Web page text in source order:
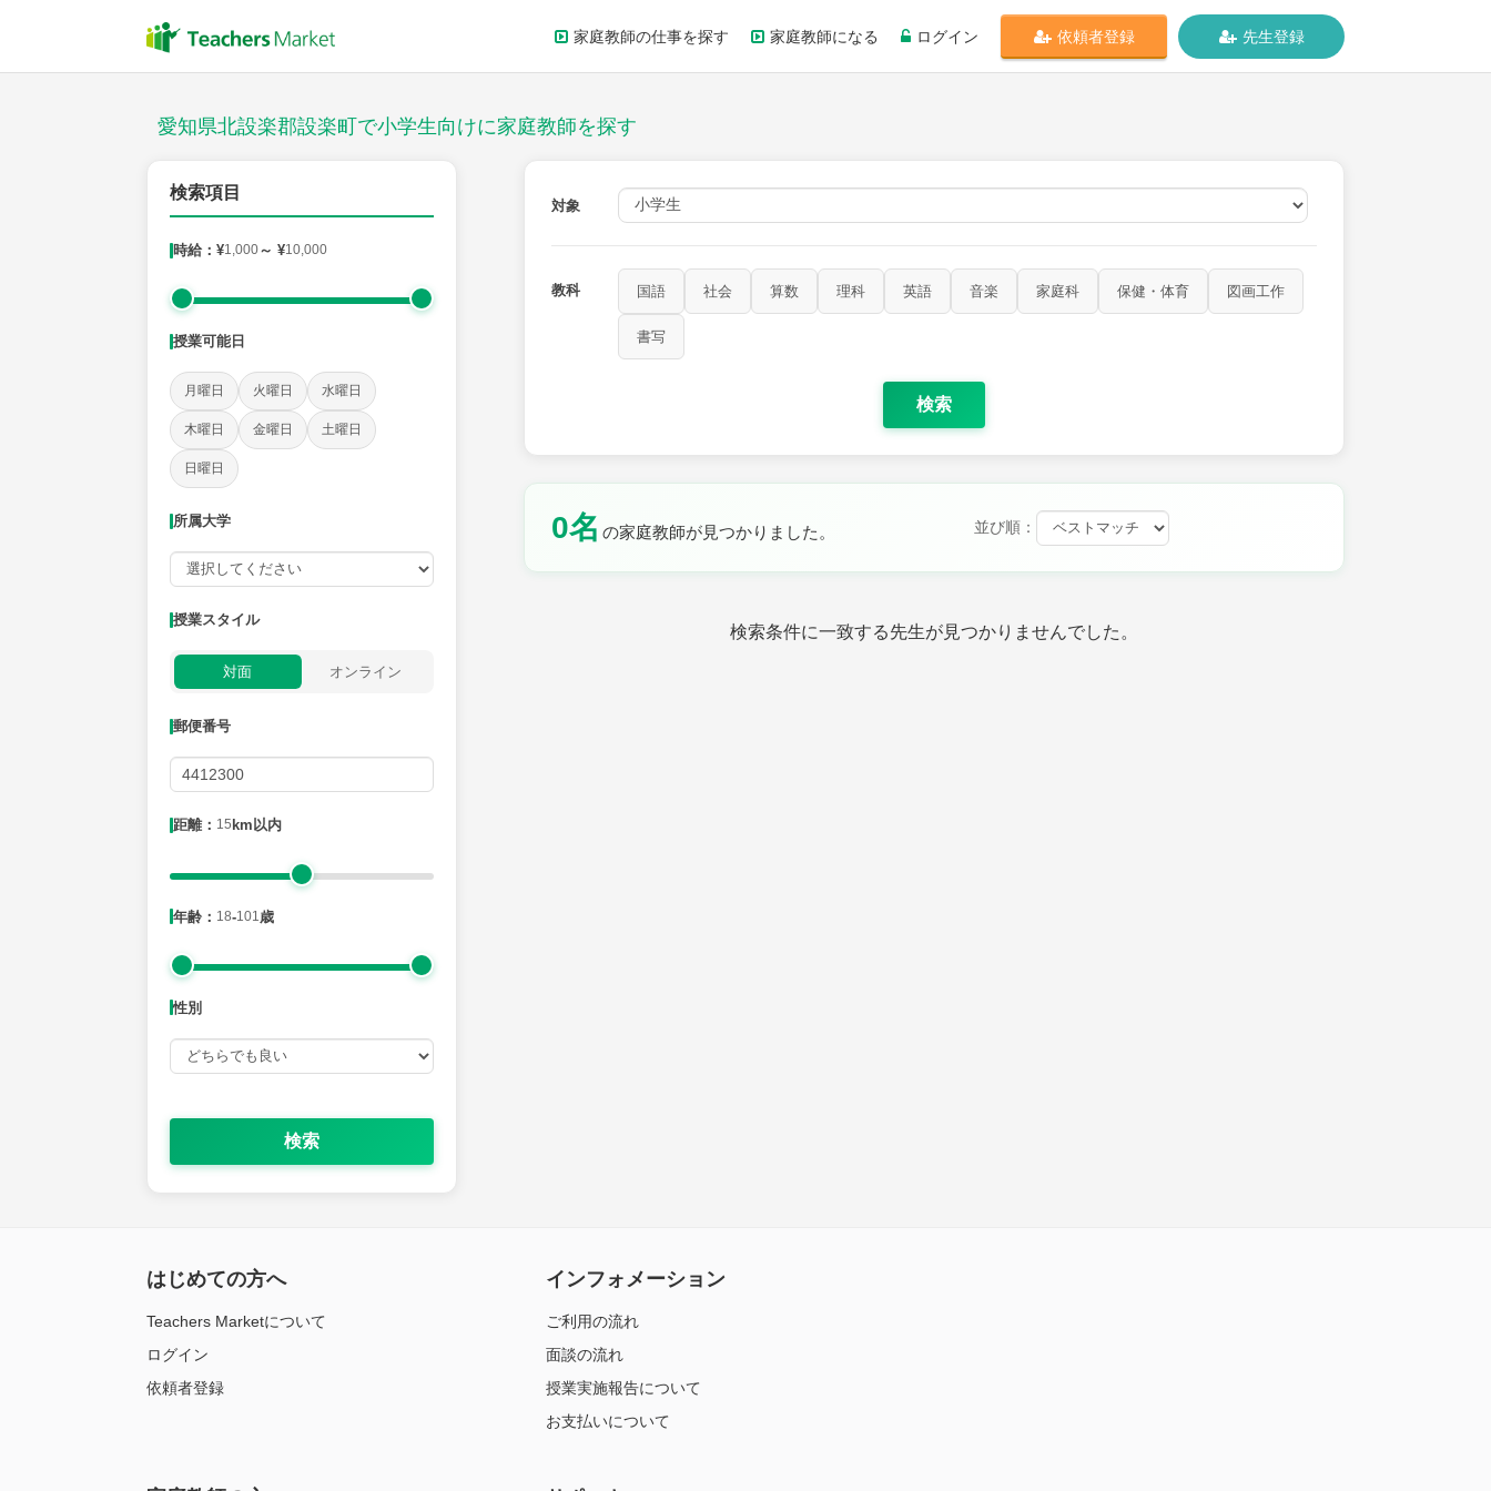
家庭教師の仕事を探す 家庭教師になる ログイン 依頼者登録 先生登録
愛知県北設楽郡設楽町で小学生向けに家庭教師を探す
検索項目
時給：¥1,000～ ¥10,000
授業可能日
月曜日 火曜日 水曜日
木曜日 金曜日 土曜日
日曜日
所属大学
授業スタイル
対面 オンライン
郵便番号
距離： 15 km以内
年齢： 18-101 歳
性別
検索
対象
教科 国語 社会 算数 理科 英語 音楽 家庭科 保健・体育 図画工作
書写
検索
0名 の家庭教師が見つかりました。 並び順：
検索条件に一致する先生が見つかりませんでした。
授業スタイル
社会 算数 理科
時給：¥1,000 ～ ¥10,000
授業可能日
月曜日 火曜日
距離：15km以内
年齢：18-101歳
はじめての方へ
Teachers Marketについて
ログイン
依頼者登録
インフォメーション
ご利用の流れ
面談の流れ
授業実施報告について
お支払いについて